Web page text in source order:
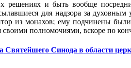
решениях и быть вообще
для надзора за
из монахов; ему подчинены
полномочиями, вскоре по
Святейшего Синода в области